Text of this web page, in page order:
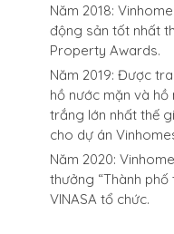
Năm 2018:
động sản tốt nhất
Property Awards.
Năm 2019: Được
hồ nước mặn và
trắng lớn nhất thế
cho dự án
Năm 2020:
thưởng “Thành
VINASA tổ chức.